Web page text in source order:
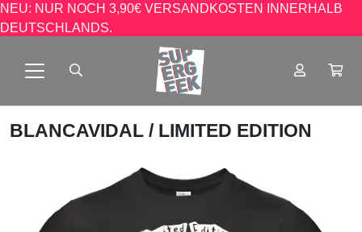
NEU: NUR NOCH 3,90€ VERSANDKOSTEN INNERHALB
DEUTSCHLANDS.
BLANCAVIDAL / LIMITED EDITION